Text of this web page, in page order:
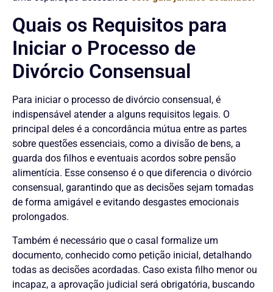
Quais os Requisitos para
Iniciar o Processo de
Divórcio Consensual
Para iniciar o processo de divórcio consensual, é
indispensável atender a alguns requisitos legais. O
principal deles é a concordância mútua entre as partes
sobre questões essenciais, como a divisão de bens, a
guarda dos filhos e eventuais acordos sobre pensão
alimentícia. Esse consenso é o que diferencia o divórcio
consensual, garantindo que as decisões sejam tomadas
de forma amigável e evitando desgastes emocionais
prolongados.
Também é necessário que o casal formalize um
documento, conhecido como petição inicial, detalhando
todas as decisões acordadas. Caso exista filho menor ou
incapaz, a aprovação judicial será obrigatória, buscando